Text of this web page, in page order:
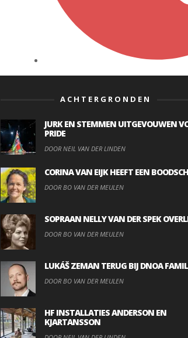
ACHTERGRONDEN
JURK EN STEMMEN UITGEVOUWEN
PRIDE
DOOR NEIL VAN DER LINDEN
CORINA VAN EIJK HEEFT EEN
DOOR BO VAN DER MEULEN
SOPRAAN NELLY VAN DER SPEK
DOOR BO VAN DER MEULEN
LUKÁŠ ZEMAN TERUG BIJ DNOA
DOOR BO VAN DER MEULEN
HF INSTALLATIES ANDERSON EN
KJARTANSSON